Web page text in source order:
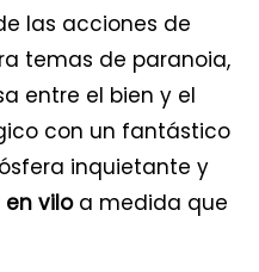
las acciones de
temas de paranoia,
entre el bien y el
con un fantástico
inquietante y
viloa medida que